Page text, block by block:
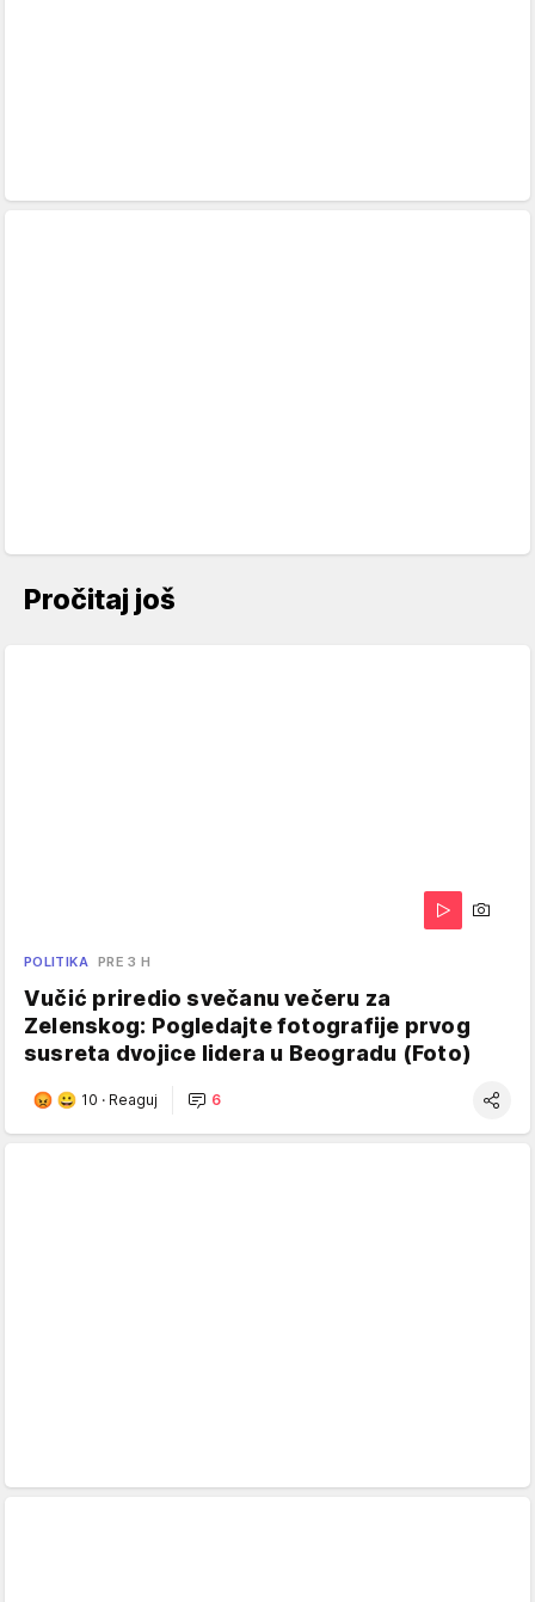
Pročitaj još
POLITIKA PRE 3 H
Vučić priredio svečanu večeru za
Zelenskog: Pogledajte fotografije prvog
susreta dvojice lidera u Beogradu (Foto)
10 · Reaguj 6